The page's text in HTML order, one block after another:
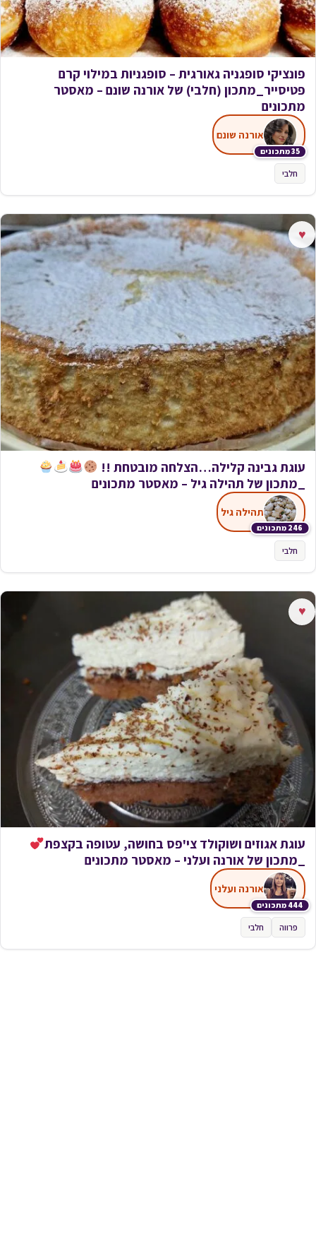
פונציקי סופגניה גאורגית – סופגניות במילוי קרם
פטיסייר_מתכון (חלבי) של אורנה שונם – מאסטר
מתכונים
35 מתכונים
אורנה שונם
חלבי
♥
עוגת גבינה קלילה…הצלחה מובטחת !!
_מתכון של תהילה גיל – מאסטר מתכונים
246 מתכונים
תהילה גיל
חלבי
♥
עוגת אגוזים ושוקולד צי'פס בחושה, עטופה בקצפת
_מתכון של אורנה ועלני – מאסטר מתכונים
444 מתכונים
אורנה ועלני
פרווה חלבי